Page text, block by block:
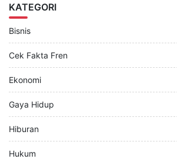
KATEGORI
Bisnis
Cek Fakta Fren
Ekonomi
Gaya Hidup
Hiburan
Hukum